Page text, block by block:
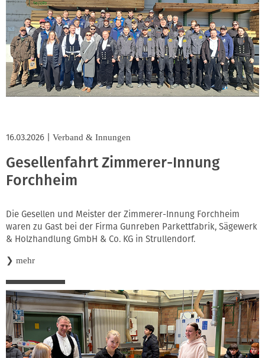
16.03.2026 Verband & Innungen
Gesellenfahrt Zimmerer-Innung
Forchheim
Die Gesellen und Meister der Zimmerer-Innung Forchheim
waren zu Gast bei der Firma Gunreben Parkettfabrik, Sägewerk
& Holzhandlung GmbH & Co. KG in Strullendorf.
❯ mehr